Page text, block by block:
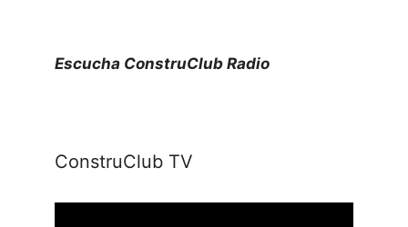
Escucha ConstruClub Radio
ConstruClub TV